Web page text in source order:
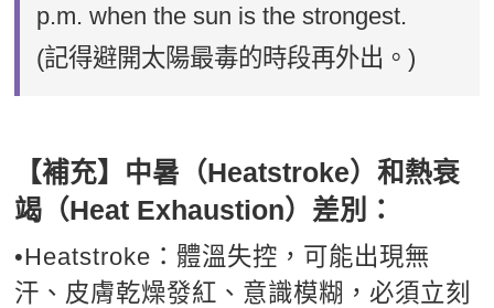
p.m. when the sun is the strongest.
(記得避開太陽最毒的時段再外出。)
【補充】中暑（Heatstroke）和熱衰
竭（Heat Exhaustion）差別：
•Heatstroke：體溫失控，可能出現無
汗、皮膚乾燥發紅、意識模糊，必須立刻